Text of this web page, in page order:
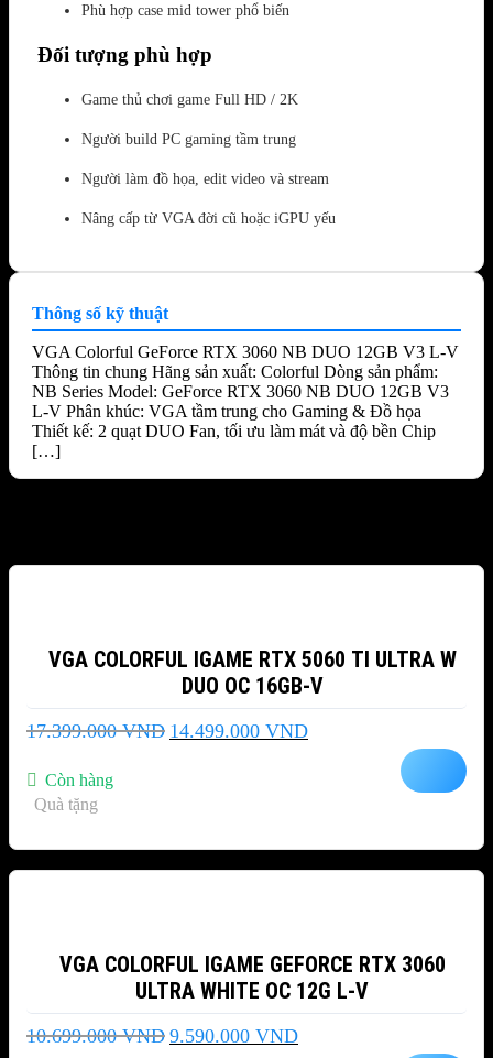
Phù hợp case mid tower phổ biến
Đối tượng phù hợp
Game thủ chơi game Full HD / 2K
Người build PC gaming tầm trung
Người làm đồ họa, edit video và stream
Nâng cấp từ VGA đời cũ hoặc iGPU yếu
Thông số kỹ thuật
VGA Colorful GeForce RTX 3060 NB DUO 12GB V3 L-V
Thông tin chung Hãng sản xuất: Colorful Dòng sản phẩm:
NB Series Model: GeForce RTX 3060 NB DUO 12GB V3
L-V Phân khúc: VGA tầm trung cho Gaming & Đồ họa
Thiết kế: 2 quạt DUO Fan, tối ưu làm mát và độ bền Chip
[…]
VGA COLORFUL IGAME RTX 5060 TI ULTRA W
DUO OC 16GB-V
17.399.000VND Giá
14.499.000 VNDGiá
Còn hàng
Quà tặng
VGA COLORFUL IGAME GEFORCE RTX 3060
ULTRA WHITE OC 12G L-V
10.699.000VND Giá
9.590.000 VNDGiá